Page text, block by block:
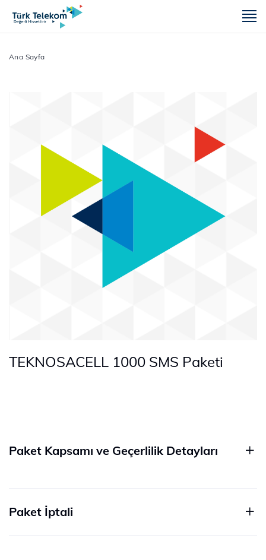
Ana Sayfa
TEKNOSACELL 1000 SMS Paketi
Paket ​Kapsamı ve Geçerlilik Detayları
Paket İptali​